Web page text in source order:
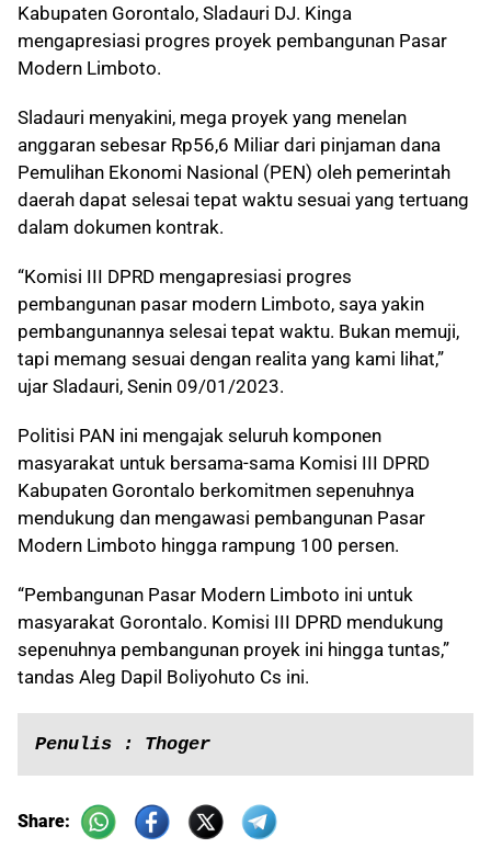
Kabupaten Gorontalo, Sladauri DJ. Kinga
mengapresiasi progres proyek pembangunan Pasar
Modern Limboto.
Sladauri menyakini, mega proyek yang menelan
anggaran sebesar Rp56,6 Miliar dari pinjaman dana
Pemulihan Ekonomi Nasional (PEN) oleh pemerintah
daerah dapat selesai tepat waktu sesuai yang tertuang
dalam dokumen kontrak.
“Komisi III DPRD mengapresiasi progres
pembangunan pasar modern Limboto, saya yakin
pembangunannya selesai tepat waktu. Bukan memuji,
tapi memang sesuai dengan realita yang kami lihat,”
ujar Sladauri, Senin 09/01/2023.
Politisi PAN ini mengajak seluruh komponen
masyarakat untuk bersama-sama Komisi III DPRD
Kabupaten Gorontalo berkomitmen sepenuhnya
mendukung dan mengawasi pembangunan Pasar
Modern Limboto hingga rampung 100 persen.
“Pembangunan Pasar Modern Limboto ini untuk
masyarakat Gorontalo. Komisi III DPRD mendukung
sepenuhnya pembangunan proyek ini hingga tuntas,”
tandas Aleg Dapil Boliyohuto Cs ini.
Penulis : Thoger
Share: